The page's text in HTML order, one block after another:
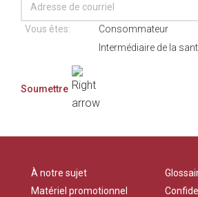
Vous êtes:
Consommateur
Intermédiaire de la
À notre sujet
Matériel promotionnel